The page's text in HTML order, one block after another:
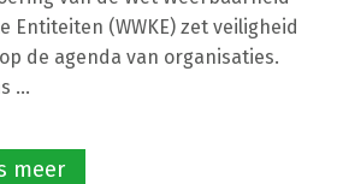
Entiteiten (WWKE) zet veiligheid
de agenda van organisaties.
...
meer